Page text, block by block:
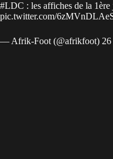
#LDC : les affiches de la
pic.twitter.com/
— Afrik-Foot (@afrikfoot)